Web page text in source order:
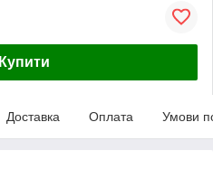
Купити
Доставка Оплата Умови